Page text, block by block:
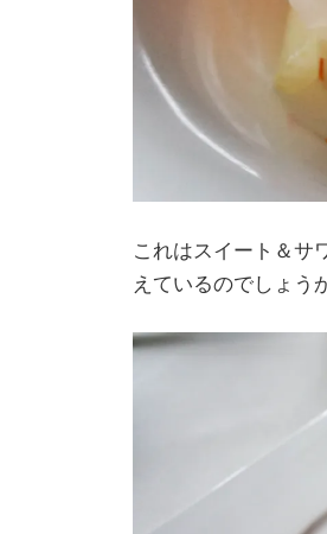
これはスイート＆サ
えているのでしょう